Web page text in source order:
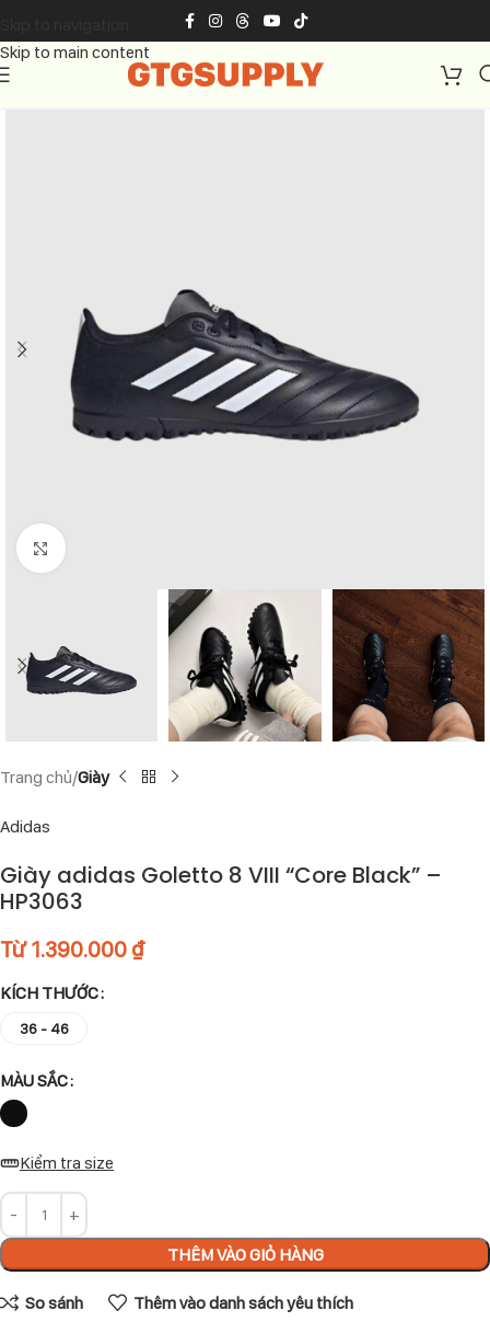
Skip to main content
Click to enlarge
Trang chủ Giày
Adidas
Giày adidas Goletto 8 VIII “Core Black” –
HP3063
Từ1.390.000 ₫
KÍCH THƯỚC
36 - 46
MÀU SẮC
Kiểm tra size
THÊM VÀO GIỎ HÀNG
So sánh Thêm vào danh sách yêu thích